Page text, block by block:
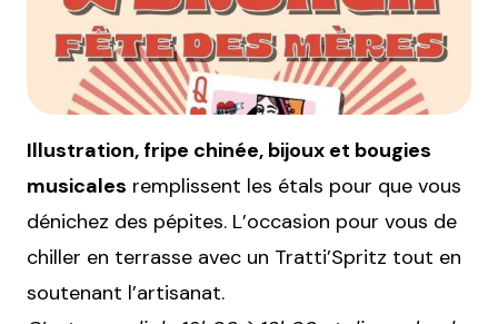
Illustration, fripe chinée, bijoux et bougies
musicales remplissent les étals pour que vous
dénichez des pépites. L’occasion pour vous de
chiller en terrasse avec un Tratti’Spritz tout en
soutenant l’artisanat.